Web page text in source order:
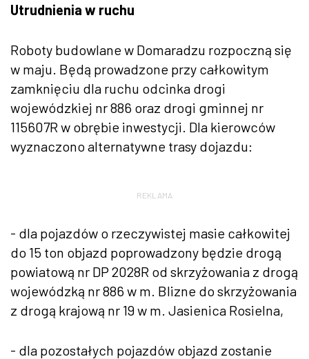
Utrudnienia w ruchu
Roboty budowlane w Domaradzu rozpoczną się
w maju. Będą prowadzone przy całkowitym
zamknięciu dla ruchu odcinka drogi
wojewódzkiej nr 886 oraz drogi gminnej nr
115607R w obrębie inwestycji. Dla kierowców
wyznaczono alternatywne trasy dojazdu:
REKLAMA
- dla pojazdów o rzeczywistej masie całkowitej
do 15 ton objazd poprowadzony będzie drogą
powiatową nr DP 2028R od skrzyżowania z drogą
wojewódzką nr 886 w m. Blizne do skrzyżowania
z drogą krajową nr 19 w m. Jasienica Rosielna,
- dla pozostałych pojazdów objazd zostanie